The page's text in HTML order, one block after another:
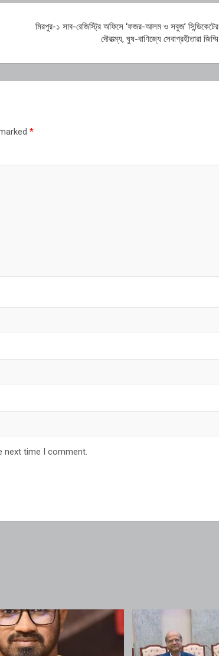
মিরপুর-১ সাব-রেজিস্ট্রি অফিসে ‘ফজর-আলম ও সবুজ’ সিন্ডিকেটের
দৌরাত্ম্য, ঘুষ-বাণিজ্যে সেবাগ্রহীতারা জিম্মি
*
next time I comment.